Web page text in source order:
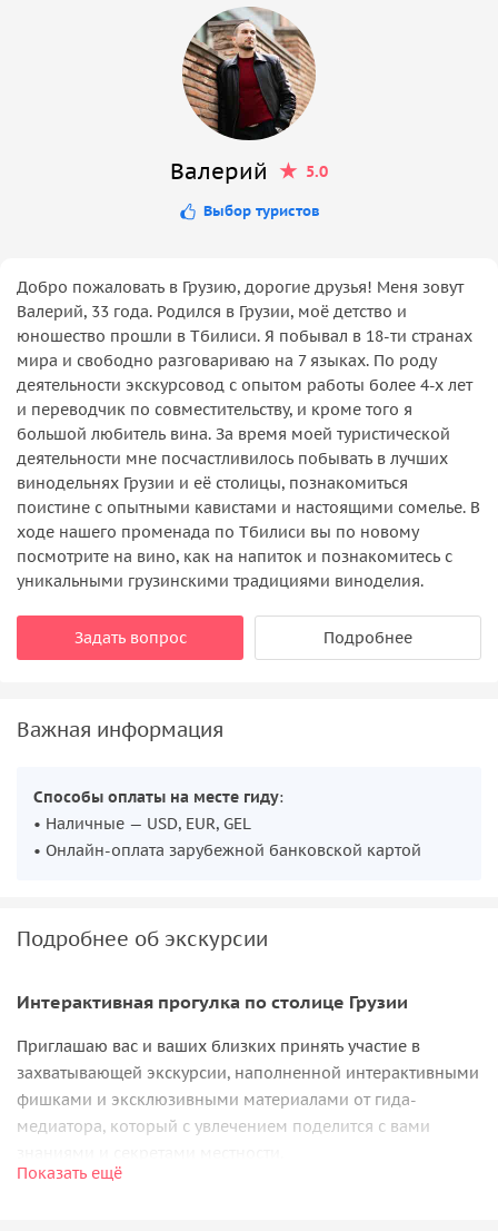
Валерий 5.0
Выбор туристов
Добро пожаловать в Грузию, дорогие друзья! Меня зовут
Валерий, 33 года. Родился в Грузии, моё детство и
юношество прошли в Тбилиси. Я побывал в 18-ти странах
мира и свободно разговариваю на 7 языках. По роду
деятельности экскурсовод с опытом работы более 4-х лет
и переводчик по совместительству, и кроме того я
большой любитель вина. За время моей туристической
деятельности мне посчастливилось побывать в лучших
винодельнях Грузии и её столицы, познакомиться
поистине с опытными кавистами и настоящими сомелье. В
ходе нашего променада по Тбилиси вы по новому
посмотрите на вино, как на напиток и познакомитесь с
уникальными грузинскими традициями виноделия.
Задать вопрос Подробнее
Важная информация
Способы оплаты на месте гиду:
• Наличные — USD, EUR, GEL
• Онлайн-оплата зарубежной банковской картой
Подробнее об экскурсии
Интерактивная прогулка по столице Грузии
Приглашаю вас и ваших близких принять участие в
захватывающей экскурсии, наполненной интерактивными
фишками и эксклюзивными материалами от гида-
медиатора, который с увлечением поделится с вами
⠀
Показать ещё